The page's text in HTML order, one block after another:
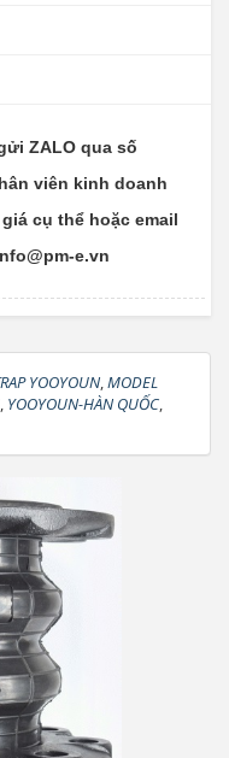
ZALO qua số
viên kinh doanh
cụ thể hoặc email
e.vn
YOOYOUN,MODEL
, YOOYOUN-HÀN QUỐC,